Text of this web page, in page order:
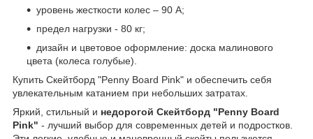
уровень жесткости колес – 90 А;
предел нагрузки - 80 кг;
дизайн и цветовое оформление: доска малинового
цвета (колеса голубые).
Купить Скейтборд "Penny Board Pink" и обеспечить себя
увлекательным катанием при небольших затратах.
Яркий, стильный и недорогой Скейтборд "Penny Board
Pink" - лучший выбор для современных детей и подростков.